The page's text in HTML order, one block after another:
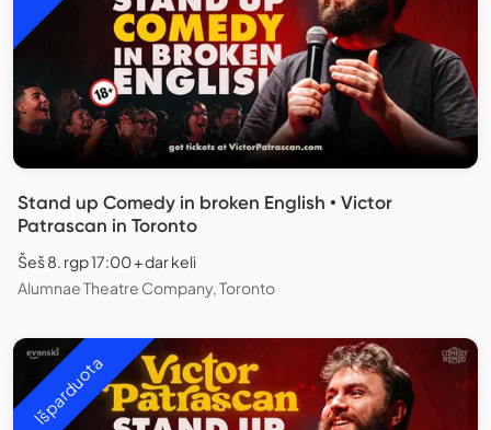
Stand up Comedy in broken English • Victor
Patrascan in Toronto
Šeš 8. rgp 17:00 + dar keli
Alumnae Theatre Company, Toronto
Išparduota